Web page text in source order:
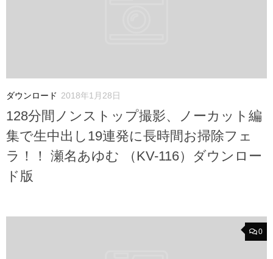
ダウンロード 2018年1月28日
128分間ノンストップ撮影、ノーカット編
集で生中出し19連発に長時間お掃除フェ
ラ！！ 瀬名あゆむ （KV-116）ダウンロー
ド版
0